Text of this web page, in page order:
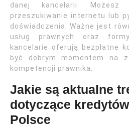
danej kancelarii.
przeszukiwanie internetu lub
doświadczenia. Ważne jest
usług prawnych oraz
kancelarie oferują bezpłatne
być dobrym momentem na
kompetencji prawnika.
Jakie są aktualne
dotyczące
Polsce